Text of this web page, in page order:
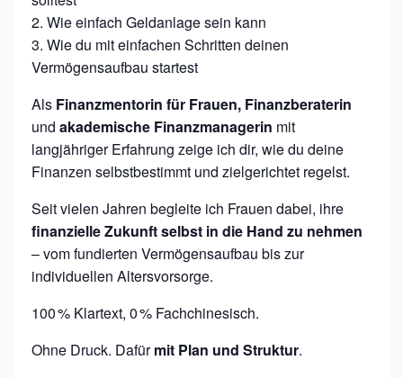
H
A
L
L
O
R
E
N
D
I
T
E
“
Wie einfach Geldanlage sein kann
Wie du mit einfachen Schritten deinen
Vermögensaufbau startest
Als Finanzmentorin für Frauen, Finanzberaterin
und akademische Finanzmanagerin mit
langjähriger Erfahrung zeige ich dir, wie du deine
Finanzen selbstbestimmt und zielgerichtet regelst.
Seit vielen Jahren begleite ich Frauen dabei, ihre
finanzielle Zukunft selbst in die Hand zu nehmen
– vom fundierten Vermögensaufbau bis zur
individuellen Altersvorsorge.
100 % Klartext, 0 % Fachchinesisch.
Ohne Druck. Dafürmit Plan und Struktur.